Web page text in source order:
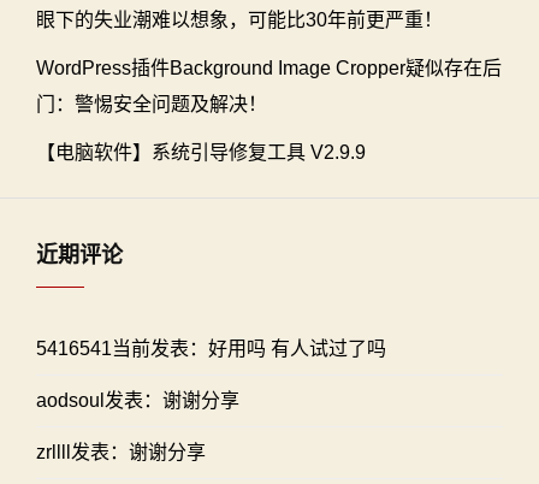
眼下的失业潮难以想象，可能比30年前更严重！
WordPress插件Background Image Cropper疑似存在后
门：警惕安全问题及解决！
【电脑软件】系统引导修复工具 V2.9.9
近期评论
5416541当前发表：好用吗 有人试过了吗
aodsoul发表：谢谢分享
zrllll发表：谢谢分享